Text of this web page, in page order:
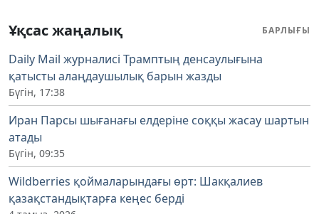
Ұқсас жаңалық БАРЛЫҒЫ
Daily Mail журналисі Трамптың денсаулығына
қатысты алаңдаушылық барын жазды
Бүгін, 17:38
Иран Парсы шығанағы елдеріне соққы жасау шартын
атады
Бүгін, 09:35
Wildberries қоймаларындағы өрт: Шакқалиев
қазақстандықтарға кеңес берді